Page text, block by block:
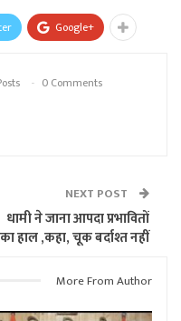
Google+
0 Comments
NEXT POST
धामी ने जाना आपदा प्रभावितों
का हाल ,कहा, चूक बर्दाश्त नहीं
More From Author